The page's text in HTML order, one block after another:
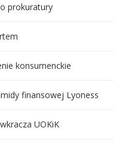
prokuratury
konsumenckie
finansowej Lyoness
UOKiK